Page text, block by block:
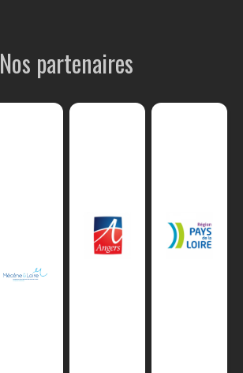
Nos partenaires